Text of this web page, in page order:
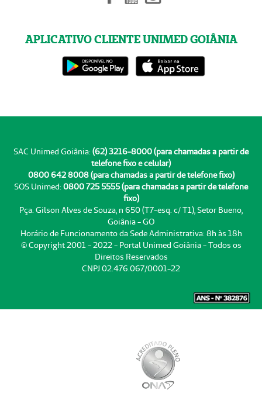
APLICATIVO CLIENTE UNIMED GOIÂNIA
SAC Unimed Goiânia: (62) 3216-8000 (para chamadas a partir de
telefone fixo e celular)
0800 642 8008 (para chamadas a partir de telefone fixo)
SOS Unimed: 0800 725 5555 (para chamadas a partir de telefone
fixo)
Pça. Gilson Alves de Souza, n 650 (T7-esq. c/ T1), Setor Bueno,
Goiânia - GO
Horário de Funcionamento da Sede Administrativa: 8h às 18h
© Copyright 2001 - 2022 - Portal Unimed Goiânia - Todos os
Direitos Reservados
CNPJ 02.476.067/0001-22